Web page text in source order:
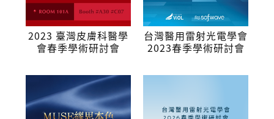
2023 臺灣皮膚科醫學
會春季學術研討會
台灣醫用雷射光電學會
2023春季學術研討會